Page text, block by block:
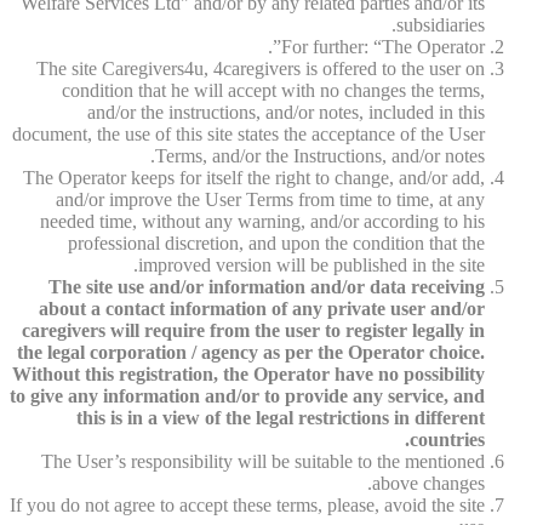
subsidiaries.
For further: “The Operator”.
The site Caregivers4u, 4caregivers is offered to the user on
condition that he will accept with no changes the terms,
and/or the instructions, and/or notes, included in this
document, the use of this site states the acceptance of the User
Terms, and/or the Instructions, and/or notes.
The Operator keeps for itself the right to change, and/or add,
and/or improve the User Terms from time to time, at any
needed time, without any warning, and/or according to his
professional discretion, and upon the condition that the
improved version will be published in the site.
The site use and/or information and/or data receiving
about a contact information of any private user and/or
caregivers will require from the user to register legally in
the legal corporation / agency as per the Operator choice.
Without this registration, the Operator have no possibility
to give any information and/or to provide any service, and
this is in a view of the legal restrictions in different
countries.
The User’s responsibility will be suitable to the mentioned
above changes.
If you do not agree to accept these terms, please, avoid the site